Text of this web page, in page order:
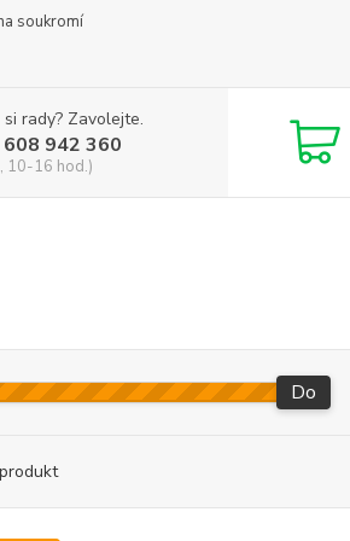
soukromí
rady? Zavolejte.
942 360
10-16 hod.)
Do